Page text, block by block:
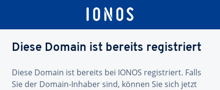
Diese Domain ist bereits registriert
Diese Domain ist bereits bei IONOS registriert. Falls
Sie der Domain-Inhaber sind, können Sie sich jetzt